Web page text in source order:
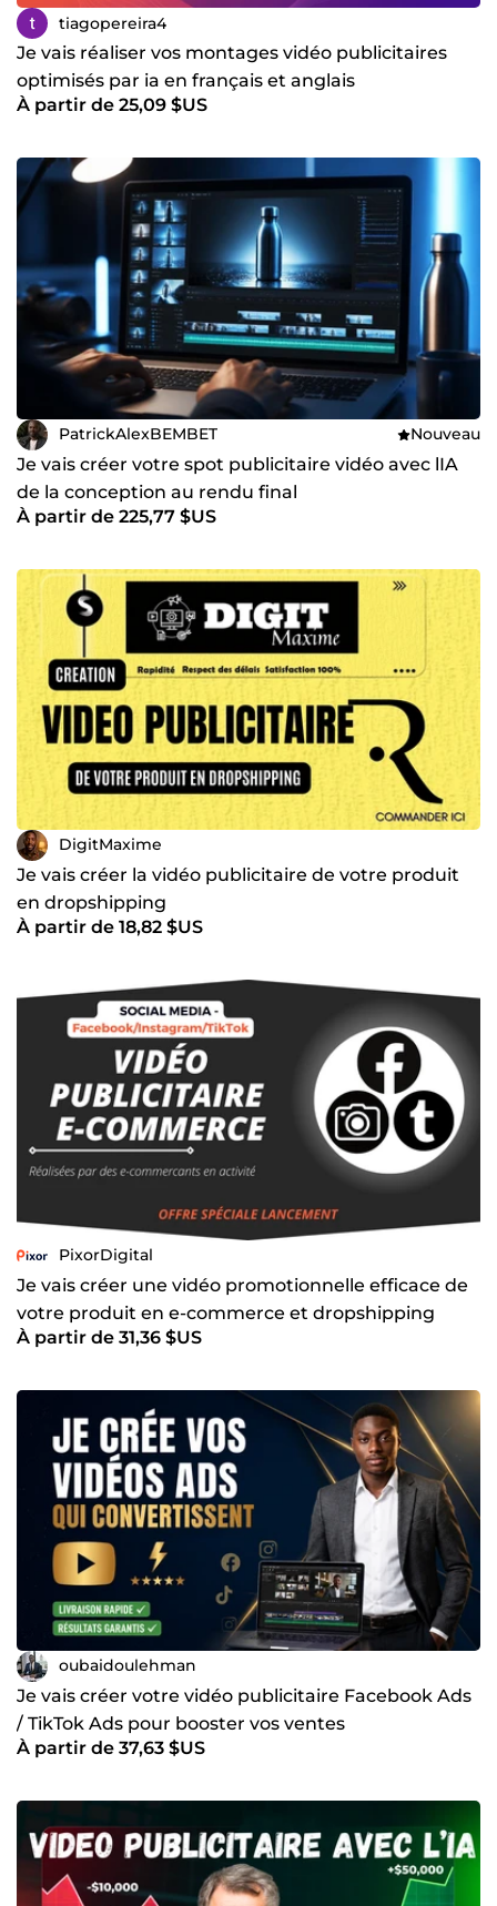
tiagopereira4
Je vais réaliser vos montages vidéo publicitaires
optimisés par ia en français et anglais
À partir de 25,09 $US
PatrickAlexBEMBET Nouveau
Je vais créer votre spot publicitaire vidéo avec lIA
de la conception au rendu final
À partir de 225,77 $US
DigitMaxime
Je vais créer la vidéo publicitaire de votre produit
en dropshipping
À partir de 18,82 $US
PixorDigital
Je vais créer une vidéo promotionnelle efficace de
votre produit en e-commerce et dropshipping
À partir de 31,36 $US
oubaidoulehman
Je vais créer votre vidéo publicitaire Facebook Ads
/ TikTok Ads pour booster vos ventes
À partir de 37,63 $US